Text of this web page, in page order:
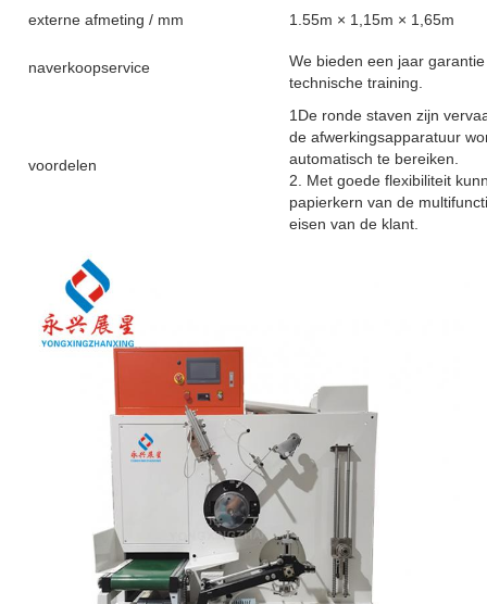
externe afmeting / mm 1.55m × 1,15m × 1,65m
naverkoopservice
We bieden een jaar
technische training.
voordelen
1De ronde staven zijn
de afwerkingsapparatuur
automatisch te bereiken.
2. Met goede flexibiliteit
papierkern van de
eisen van de klant.